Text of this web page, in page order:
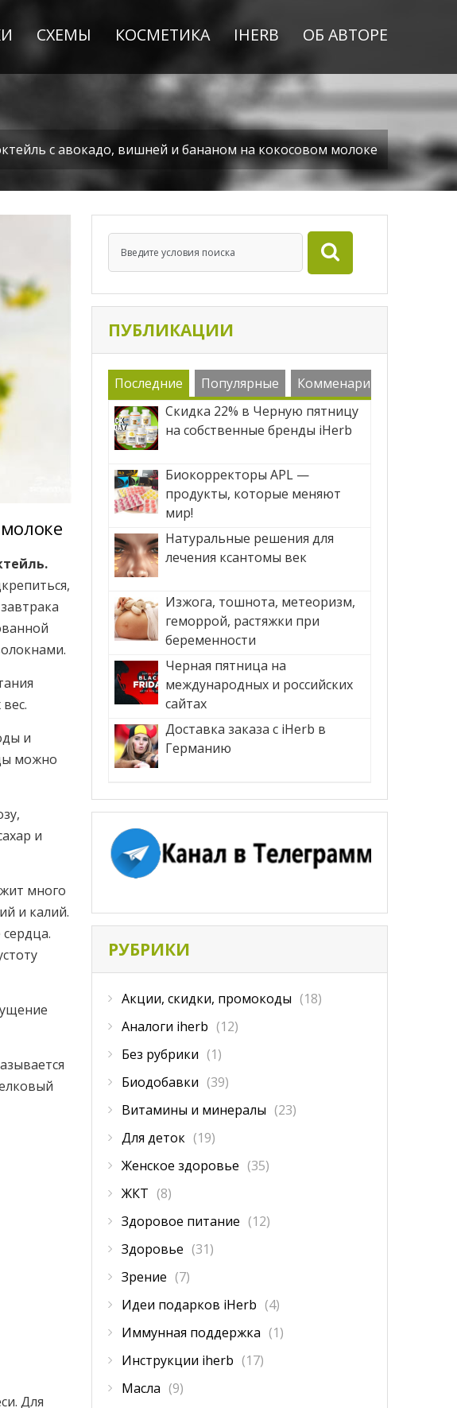
СХЕМЫ КОСМЕТИКА IHERB ОБ АВТОРЕ
с авокадо, вишней и бананом на кокосовом молоке
и
можно
и
много
и калий.
Для
ПУБЛИКАЦИИ
Последние Популярные
Комменарии
Скидка 22% в Черную пятницу
на собственные бренды iHerb
Биокорректоры APL —
продукты, которые меняют
мир!
Натуральные решения для
лечения ксантомы век
Изжога, тошнота, метеоризм,
геморрой, растяжки при
беременности
Черная пятница на
международных и российских
сайтах
Доставка заказа с iHerb в
Германию
РУБРИКИ
Акции, скидки, промокоды (18)
Аналоги iherb (12)
Без рубрики (1)
Биодобавки (39)
Витамины и минералы (23)
Для деток (19)
Женское здоровье (35)
ЖКТ (8)
Здоровое питание (12)
Здоровье (31)
Зрение (7)
Идеи подарков iHerb (4)
Иммунная поддержка (1)
Инструкции iherb (17)
Масла (9)